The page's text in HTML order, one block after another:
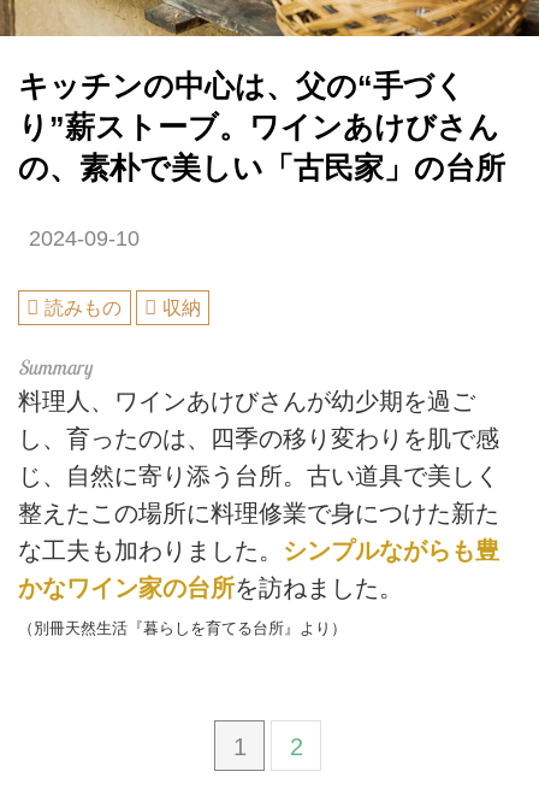
キッチンの中心は、父の“手づく
り”薪ストーブ。ワインあけびさん
の、素朴で美しい「古民家」の台所
2024-09-10
読みもの 収納
料理人、ワインあけびさんが幼少期を過ご
し、育ったのは、四季の移り変わりを肌で感
じ、自然に寄り添う台所。古い道具で美しく
整えたこの場所に料理修業で身につけた新た
な工夫も加わりました。 シンプルながらも豊
かなワイン家の台所を訪ねました。
（別冊天然生活『暮らしを育てる台所』より）
1 2